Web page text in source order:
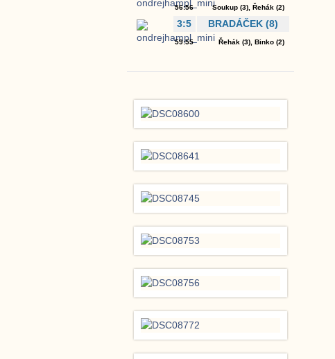
56:56 Soukup(3), Řehák(2)
3:5 BRADÁČEK(8)
59:55 Řehák(3), Binko(2)